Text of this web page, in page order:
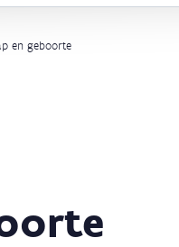
naar
en geboorte